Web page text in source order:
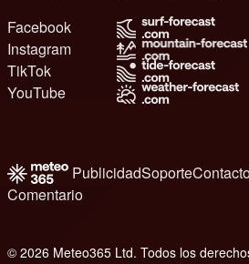
Facebook
Instagram
TikTok
YouTube
PublicidadSoporte
Comentario
© 2026 Meteo365 Ltd. Todos los